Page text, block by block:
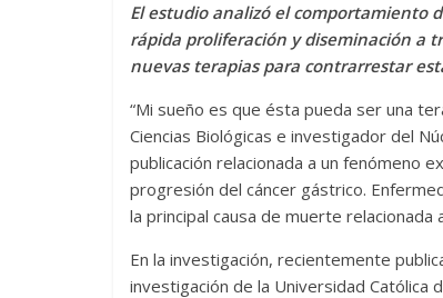
El estudio analizó el comportamiento
rápida proliferación y diseminación a
nuevas terapias para contrarrestar
“Mi sueño es que ésta pueda ser una
Ciencias Biológicas e investigador del
publicación relacionada a un fenómeno
progresión del cáncer gástrico.
la principal causa de muerte
En la investigación, recientemente
investigación de la Universidad Católica